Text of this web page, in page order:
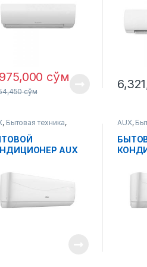
сўм
сўм
, Бытовая техника,
AUX
AUX,
Inverter